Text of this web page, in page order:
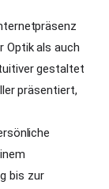
Optik als auch
gestaltet
präsentiert,
bis zur